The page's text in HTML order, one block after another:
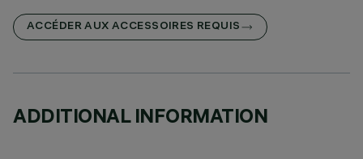
ACCÉDER AUX ACCESSOIRES REQUIS
ADDITIONAL INFORMATION